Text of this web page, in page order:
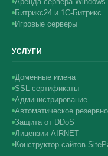
Битрикс24 и 1С-Битрикс
Игровые серверы
УСЛУГИ
Доменные имена
SSL-сертификаты
Администрирование
Автоматическое
Защита от DDoS
Лицензии AIRNET
Конструктор сайтов